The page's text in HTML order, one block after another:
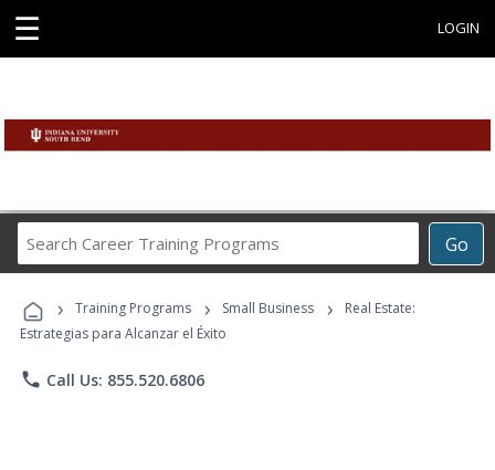
☰ LOGIN
Go
Career
Programs
› Training Programs › Small Business ›
Real Estate:
Estrategias para Alcanzar el Éxito
phone Call Us: 855.520.6806